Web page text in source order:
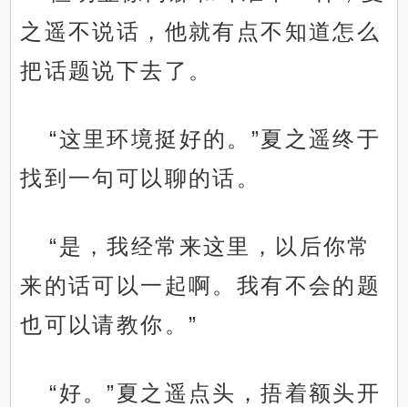
之遥不说话，他就有点不知道怎么
把话题说下去了。
“这里环境挺好的。”夏之遥终于
找到一句可以聊的话。
“是，我经常来这里，以后你常
来的话可以一起啊。我有不会的题
也可以请教你。”
“好。”夏之遥点头，捂着额头开